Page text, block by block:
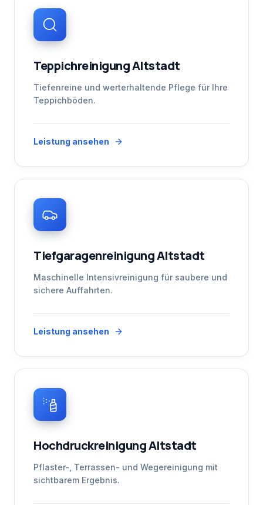
Teppichreinigung Altstadt
Tiefenreine und werterhaltende Pflege für Ihre
Teppichböden.
Leistung ansehen
Tiefgaragenreinigung Altstadt
Maschinelle Intensivreinigung für saubere und
sichere Auffahrten.
Leistung ansehen
Hochdruckreinigung Altstadt
Pflaster-, Terrassen- und Wegereinigung mit
sichtbarem Ergebnis.